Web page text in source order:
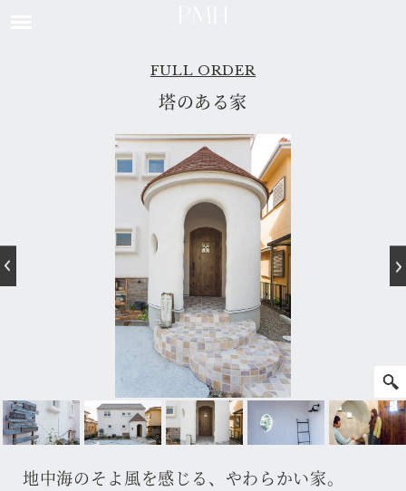
FULL ORDER
塔のある家
地中海のそよ風を感じる、やわらかい家。